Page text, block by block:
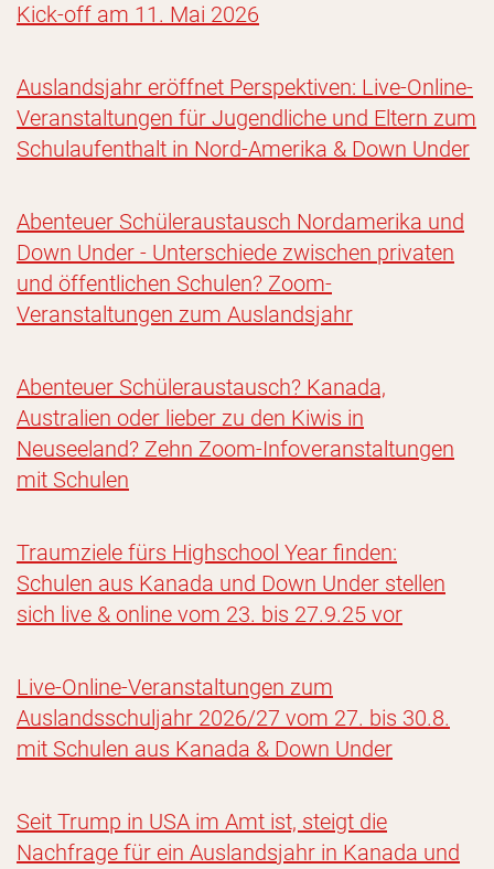
Kick-off am 11. Mai 2026
Auslandsjahr eröffnet Perspektiven: Live-Online-
Veranstaltungen für Jugendliche und Eltern zum
Schulaufenthalt in Nord-Amerika & Down Under
Abenteuer Schüleraustausch Nordamerika und
Down Under - Unterschiede zwischen privaten
und öffentlichen Schulen? Zoom-
Veranstaltungen zum Auslandsjahr
Abenteuer Schüleraustausch? Kanada,
Australien oder lieber zu den Kiwis in
Neuseeland? Zehn Zoom-Infoveranstaltungen
mit Schulen
Traumziele fürs Highschool Year finden:
Schulen aus Kanada und Down Under stellen
sich live & online vom 23. bis 27.9.25 vor
Live-Online-Veranstaltungen zum
Auslandsschuljahr 2026/27 vom 27. bis 30.8.
mit Schulen aus Kanada & Down Under
Seit Trump in USA im Amt ist, steigt die
Nachfrage für ein Auslandsjahr in Kanada und